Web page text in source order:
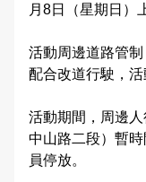
交通管制公告
路口錄影監視系統
常見問題
月8日（星期日）
活動周邊道路管
配合改道行駛，活
活動期間，周邊人
中山路二段）暫
員停放。